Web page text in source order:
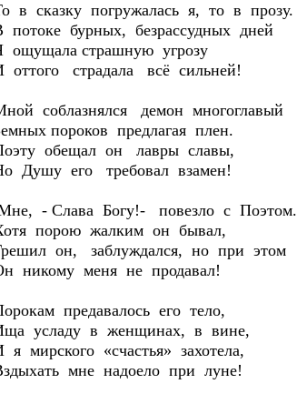
в сказку погружалась я, то в прозу.
потоке бурных, безрассудных дней
ощущала страшную угрозу
оттого страдала всё сильней!
соблазнялся демон многоглавый
пороков предлагая плен.
обещал он лавры славы,
Душу его требовал взамен!
- Слава Богу!- повезло с Поэтом.
порою жалким он бывал,
он, заблуждался, но при этом
никому меня не продавал!
предавалось его тело,
усладу в женщинах, в вине,
я мирского «счастья» захотела,
мне надоело при луне!